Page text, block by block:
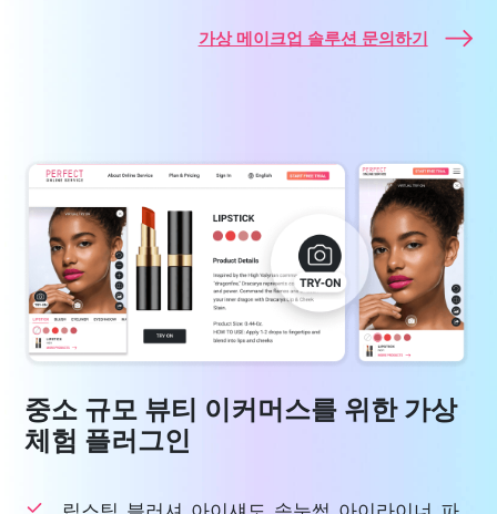
가상 메이크업 솔루션 문의하기
중소 규모 뷰티 이커머스를 위한 가상
체험 플러그인